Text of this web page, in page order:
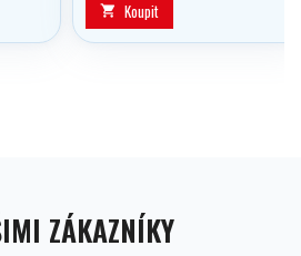
ochrana proti slunci.
 Koupit
ZÁKAZNÍKY